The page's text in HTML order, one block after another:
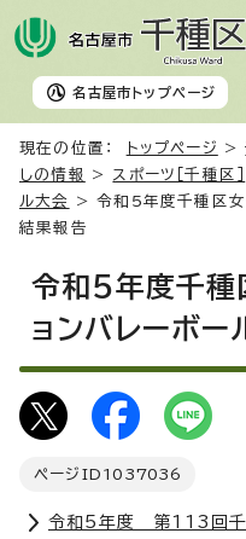
名古屋市 トップページ
現在の位置： トップページ >
しの情報
> スポーツ［千種区］
ル大会
> 令和5年度千種区女
結果報告
令和5年度千種
ョンバレーボ
ページID 1037036
令和5年度 第113回千